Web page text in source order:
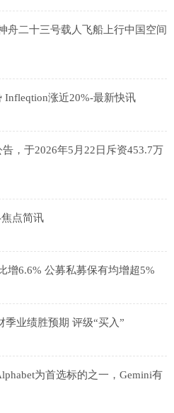
舟二十三号载人飞船上行中国空间
Infleqtion涨近20%-最新快讯
，于2026年5月22日斥资453.7万
点简讯
增6.6% 公募私募保有均增超5%
季业绩胜预期 评级“买入”
为首选标的之一，Gemini有